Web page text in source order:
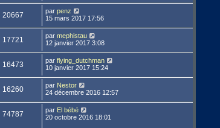
20667 par penz
15 mars 2017 17:56
17721 par mephistau
12 janvier 2017 3:08
16473 par flying_dutchman
10 janvier 2017 15:24
16260 par Nestor
24 décembre 2016 12:57
74787 par El bébé
20 octobre 2016 18:01